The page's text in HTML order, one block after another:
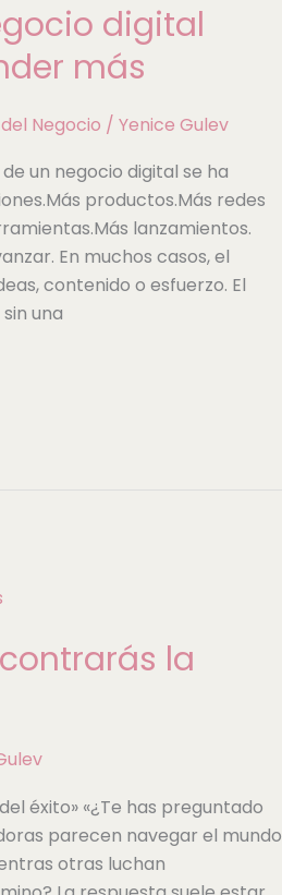
digital
más
Negocio / Yenice Gulev
un negocio digital se ha
productos.Más redes
lanzamientos.
En muchos casos, el
contenido o esfuerzo. El
una
la
éxito» «¿Te has preguntado
parecen navegar el mundo
otras luchan